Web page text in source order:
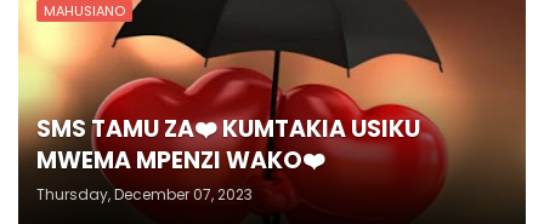
MAHUSIANO
SMS TAMU ZA❤️ KUMTAKIA USIKU
MWEMA MPENZI WAKO❤️
Thursday, December 07, 2023